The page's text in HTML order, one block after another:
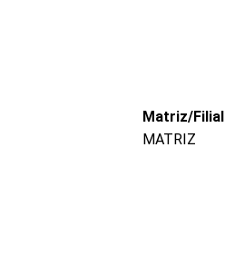
Matriz/Filial
MATRIZ